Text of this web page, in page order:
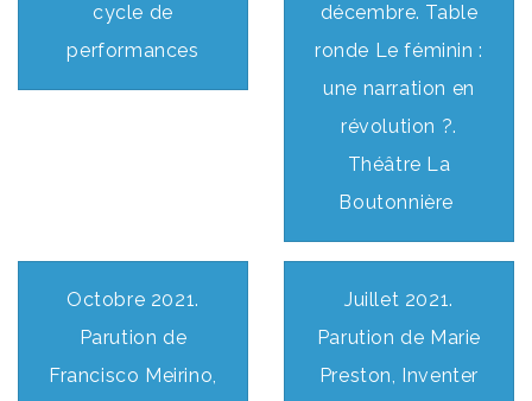
cycle de
performances
décembre. Table
ronde Le féminin :
une narration en
révolution ?.
Théâtre La
Boutonnière
Octobre 2021.
Parution de
Francisco Meirino,
Juillet 2021.
Parution de Marie
Preston, Inventer